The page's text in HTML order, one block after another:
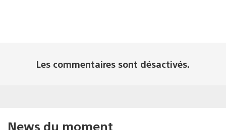
Les commentaires sont désactivés.
News du moment